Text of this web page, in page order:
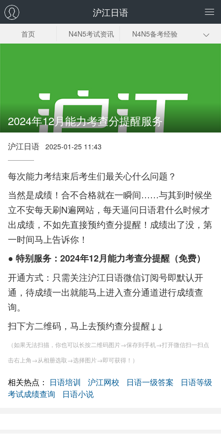
沪江日语
首页 N4N5考试资讯 N4N5备考经验
2024年12月能力考查分提醒服务
沪江日语 2025-01-25 11:43
每次能力考结束后考生们最关心什么问题？
当然是成绩！合不合格就在一瞬间……与其到时候坐
立不安每天刷N遍网站，每天逼问日语君什么时候才
出成绩，不如先直接预约查分提醒！成绩出了没，第
一时间马上告诉你！
● 特别服务：2024年12月能力考查分提醒（免费）
开通方式：只需关注沪江日语微信订阅号即默认开
通，待成绩一出就能马上进入查分通道进行成绩查
询。
扫下方二维码，马上去预约查分提醒↓↓
（如果无法扫描，你也可以长按二维码图片→保存到手机→打开微信扫一扫点
击右上角→从相册选取→选择图片→即可获得！）
相关热点： 日语培训 沪江网校 日语一级答案
日语等级
考试成绩查询
日语小说